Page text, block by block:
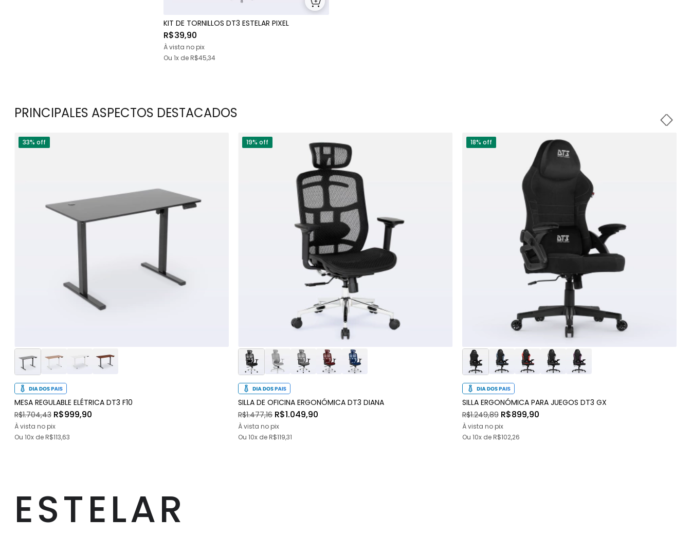
KIT DE TORNILLOS DT3 ESTELAR PIXEL
R$39,90
À vista no pix
Ou 1x deR$45,34
PRINCIPALES ASPECTOS DESTACADOS
MESA REGULABLE ELÉTRICA DT3 F10
R$1.704,43 R$999,90
33% off
À vista no pix
Ou 10x deR$113,63
SILLA DE OFICINA ERGONÓMICA DT3 DIANA
R$1.477,16R$1.049,90
19% off
À vista no pix
Ou10x deR$119,31
SILLA ERGONÓMICA PARA JUEGOS DT3 GX
R$1.249,89R$899,90
18% off
À vista no pix
Ou 10xdeR$102,26
ESTELAR